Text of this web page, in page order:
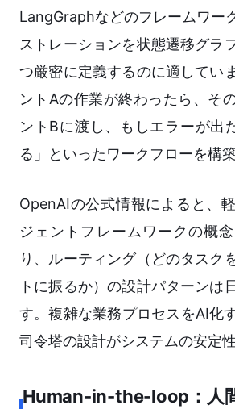
LangGraphなどのフレームワー
ストレーションを状態遷移グラ
つ厳密に定義するのに適してい
ントAの作業が終わったら、そ
ントBに渡し、もしエラーが出
る」といったワークフローを構築
OpenAIの公式情報によると、
ジェントフレームワークの概
り、ルーティング（どのタスク
トに振るか）の設計パターンは
す。複雑な業務プロセスをAI化
司令塔の設計がシステムの安定
Human-in-the-loop：人